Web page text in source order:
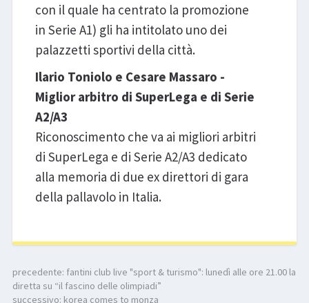
con il quale ha centrato la promozione
in Serie A1) gli ha intitolato uno dei
palazzetti sportivi della città.
Ilario Toniolo e Cesare Massaro -
Miglior arbitro di SuperLega e di Serie
A2/A3
Riconoscimento che va ai migliori arbitri
di SuperLega e di Serie A2/A3 dedicato
alla memoria di due ex direttori di gara
della pallavolo in Italia.
precedente: fantini club live "sport & turismo": lunedì alle ore 21.00 la
diretta su “il fascino delle olimpiadi”
successivo: korea comes to monza